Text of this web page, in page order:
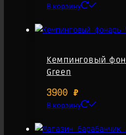
В корзину
Кемпинговый
Green
3900 ₽
В корзину